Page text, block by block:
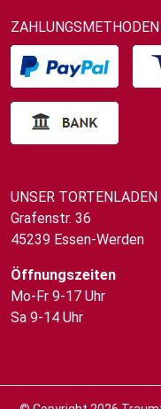
ZAHLUNGSMETHODEN
UNSER
Grafenstr. 36
45239 Essen-Werden
Öffnungszeiten
Mo-Fr 9-17 Uhr
Sa 9-14 Uhr